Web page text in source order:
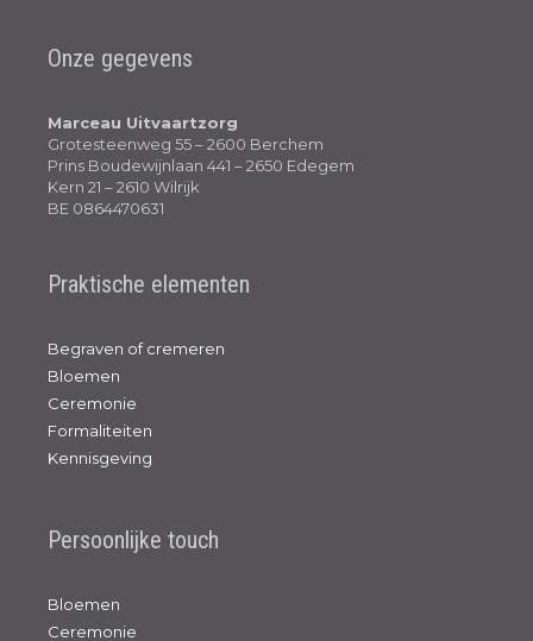
Onze gegevens
Marceau Uitvaartzorg
Grotesteenweg 55 – 2600 Berchem
Prins Boudewijnlaan 441 – 2650 Edegem
Kern 21 – 2610 Wilrijk
BE 0864470631
Praktische elementen
Begraven of cremeren
Bloemen
Ceremonie
Formaliteiten
Kennisgeving
Persoonlijke touch
Bloemen
Ceremonie